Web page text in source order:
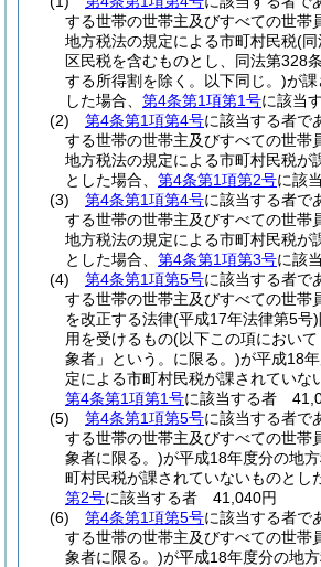
する世帯の世帯主及びすべての世帯
地方税法の規定による市町村民税(同
区民税を含むものとし、同法第328
する所得割を除く。以下同じ。)が課
した場合、 第4条第1項第1号に該当
(2)
第4条第1項第4号に該当する者で
する世帯の世帯主及びすべての世帯
地方税法の規定による市町村民税が
とした場合、 第4条第1項第2号に該
(3)
第4条第1項第4号に該当する者で
する世帯の世帯主及びすべての世帯
地方税法の規定による市町村民税が
とした場合、 第4条第1項第3号に該
(4)
第4条第1項第5号に該当する者で
する世帯の世帯主及びすべての世帯
を改正する法律(平成17年法律第5号)
用を受けるもの(以下この項におい
象者」という。に限る。)が平成18
定による市町村民税が課されていな
第4条第1項第1号に該当する者
(5)
第4条第1項第5号に該当する者で
する世帯の世帯主及びすべての世帯
象者に限る。)が平成18年度分の地
町村民税が課されていないものとし
第2号に該当する者 41,040円
(6)
第4条第1項第5号に該当する者で
する世帯の世帯主及びすべての世帯
象者に限る。)が平成18年度分の地